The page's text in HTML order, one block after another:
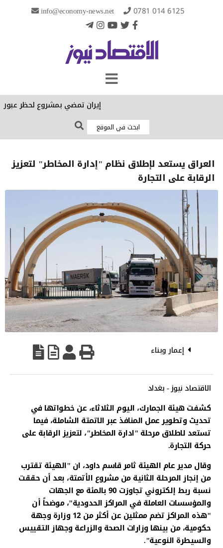
info@economy-news.net 0781 014 6125
إيران تمضي بمشروع لحظر عبور
العراق يستعد لإطلاق نظام "إدارة المخاطر" لتعزيز
الرقابة على التجارة
إعمار وبناء
الاقتصاد نيوز - بغداد
كشفت هيئة الجمارك، اليوم الثلاثاء، عن خطواتها في
تحديث وتطوير عمل المنافذ عبر الاتمتة الشاملة، فيما
تستعد لاطلاق مرحلة "ادارة المخاطر"، لتعزيز الرقابة على
حركة التجارة.
وقال مدير عام الهيئة ثامر قاسم داود، ان "الهيئة تقترب
من إنجاز المرحلة الثانية من مشروع الأتمتة، بعد أن حققت
نسبة ربط إلكتروني تجاوزت 90 بالمئة مع الجهات
والمؤسسات العاملة في المراكز الحدودية"، موضحاً أن
"هذه المراكز تضم ممثلين عن أكثر من 12 وزارة وجهة
حكومية، من بينها وزارات الصحة والزراعة وجهاز التقييس
والسيطرة النوعية".